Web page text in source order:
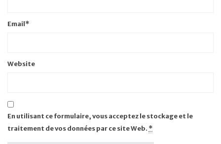
Email*
Website
En utilisant ce formulaire, vous acceptez le stockage et le
traitement de vos données par ce site Web. *